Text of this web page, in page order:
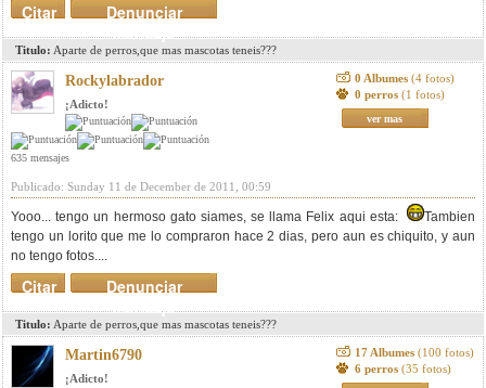
Denunciar
mensaje
Citar
Titulo: Aparte de perros,que mas mascotas teneis???
Rockylabrador
¡Adicto!
635 mensajes
0 Albumes (4 fotos)
0 perros (1 fotos)
ver mas
Publicado: Sunday 11 de December de 2011, 00:59
Yooo... tengo un hermoso gato siames, se llama Felix aqui esta:
Tambien
tengo un lorito que me lo compraron hace 2 dias, pero aun es chiquito, y aun
no tengo fotos....
Denunciar
mensaje
Citar
Titulo: Aparte de perros,que mas mascotas teneis???
Martin6790
¡Adicto!
17 Albumes (100 fotos)
6 perros (35 fotos)